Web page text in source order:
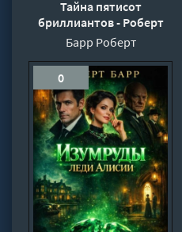
Тайна пятисот
бриллиантов - Роберт
Барр
Барр Роберт
0